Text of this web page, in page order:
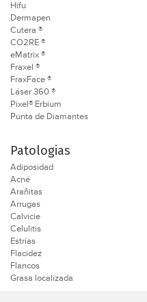
Hifu
Dermapen
Cutera ®
CO2RE ®
eMatrix ®
Fraxel ®
FraxFace ®
Láser 360 ®
Pixel® Erbium
Punta de Diamantes
Patologias
Adiposidad
Acné
Arañitas
Arrugas
Calvicie
Celulitis
Estrías
Flacidez
Flancos
Grasa localizada